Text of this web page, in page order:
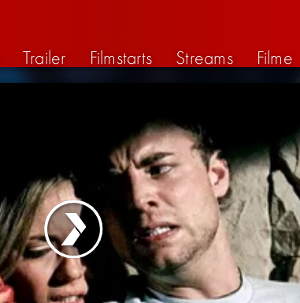
Trailer Filmstarts Streams Filme